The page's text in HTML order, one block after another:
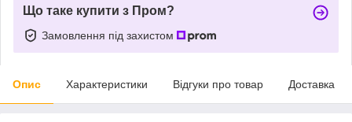
Що таке купити з Пром?
Замовлення під захистом
Опис Характеристики Відгуки про товар Доставка